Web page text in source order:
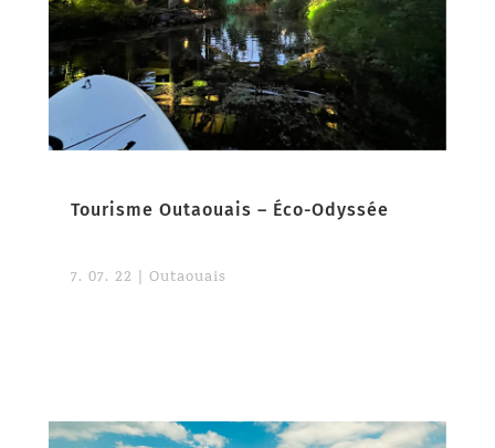
Tourisme Outaouais – Éco-Odyssée
7. 07. 22 | Outaouais